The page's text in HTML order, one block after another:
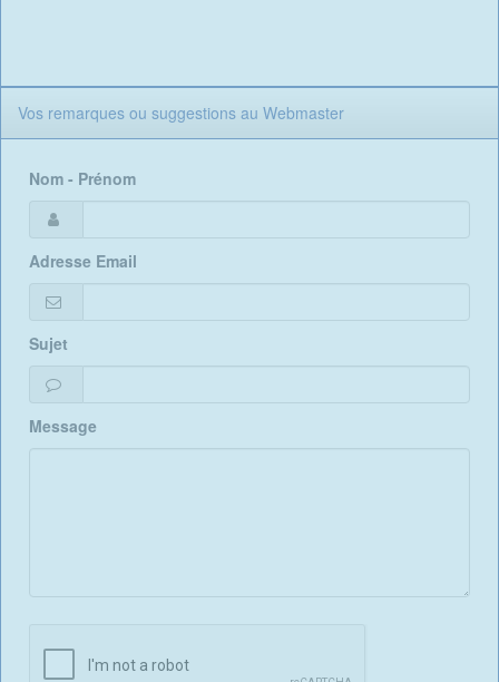
Vos remarques ou suggestions au Webmaster
Nom - Prénom
Adresse Email
Sujet
Message